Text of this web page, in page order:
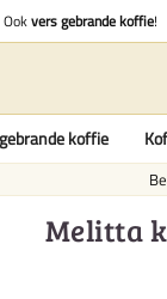
Ookvers gebrande koffie!
koffie
Melitta